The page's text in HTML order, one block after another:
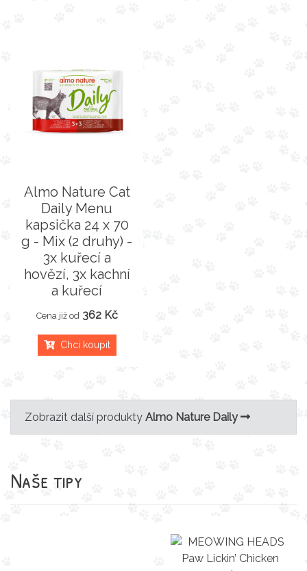
Almo Nature Cat
Daily Menu
kapsička 24 x 70
g - Mix (2 druhy) -
3x kuřecí a
hovězí, 3x kachní
a kuřecí
Cena již od 362 Kč
Chci koupit
Zobrazit další produkty Almo Nature Daily
Naše tipy